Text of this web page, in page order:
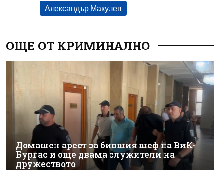
Александър Макулев
ОЩЕ ОТ КРИМИНАЛНО
Домашен арест за бившия шеф на ВиК-
Бургас и още двама служители на
дружеството